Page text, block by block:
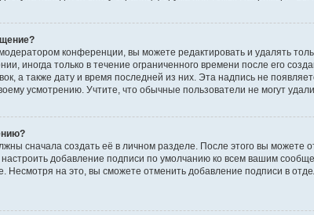
конференции, вы можете редактировать и удалять
иногда только в течение ограниченного времени после его
а также дату и время последней из них. Эта надпись не
усмотрению. Учтите, что обычные пользователи не могут
сначала создать её в личном разделе. После этого вы можете
добавление подписи по умолчанию ко всем вашим
Несмотря на это, вы сможете отменить добавление подписи в